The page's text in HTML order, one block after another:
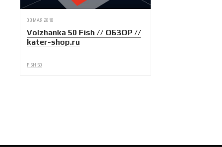
03 МАЯ 2018
Volzhanka 50 Fish // ОБЗОР //
kater-shop.ru
FISH 50